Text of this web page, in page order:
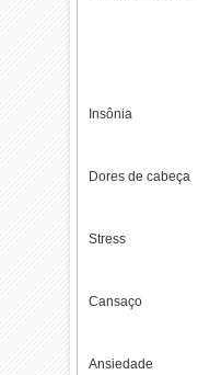
Insônia
Dores de cabeça
Stress
Cansaço
Ansiedade